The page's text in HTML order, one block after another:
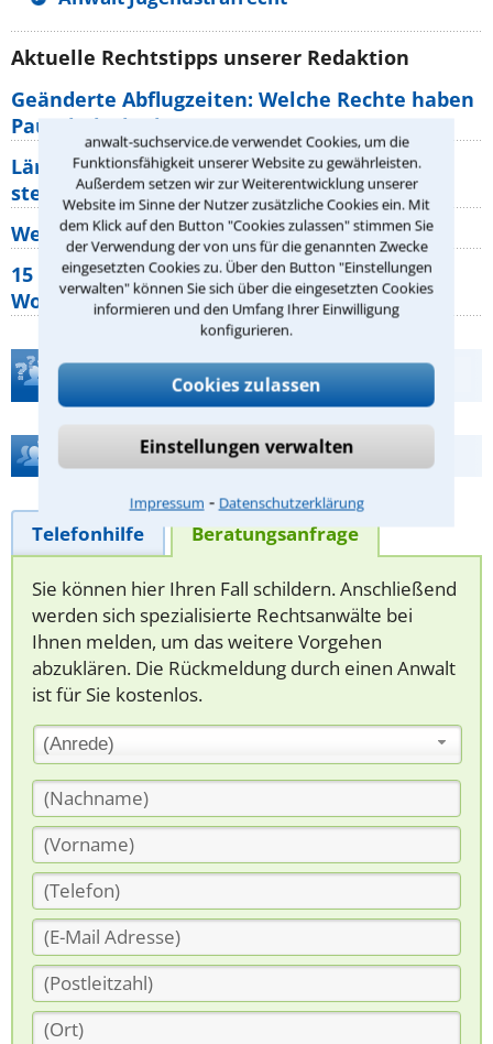
anwalt-suchservice.de verwendet Cookies, um die
Funktionsfähigkeit unserer Website zu gewährleisten.
Außerdem setzen wir zur Weiterentwicklung unserer
Website im Sinne der Nutzer zusätzliche Cookies ein. Mit
dem Klick auf den Button "Cookies zulassen" stimmen Sie
der Verwendung der von uns für die genannten Zwecke
eingesetzten Cookies zu. Über den Button "Einstellungen
verwalten" können Sie sich über die eingesetzten Cookies
informieren und den Umfang Ihrer Einwilligung
konfigurieren.
Cookies zulassen
Einstellungen verwalten
Impressum ⁃ Datenschutzerklärung
Aktuelle Rechtstipps unserer Redaktion
Geänderte Abflugzeiten: Welche Rechte haben
Pauschalurlauber?
Lärm von den Nachbarn: Welche Rechte
stehen mir zu?
Wer muss Zweitwohnungssteuer zahlen?
15 elementare Rechte, die jeder
Wohnungseigentümer kennen sollte
Teste Dein Rechtswissen
Hilfe bei Ihrer Anwaltsuche?
Telefonhilfe Beratungsanfrage
Sie können hier Ihren Fall schildern. Anschließend
werden sich spezialisierte Rechtsanwälte bei
Ihnen melden, um das weitere Vorgehen
abzuklären. Die Rückmeldung durch einen Anwalt
ist für Sie kostenlos.
(Anrede)